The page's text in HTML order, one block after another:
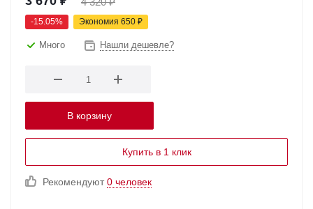
-15.05% Экономия 650 ₽
Много Нашли дешевле?
В корзину
Купить в 1 клик
Рекомендуют0 человек